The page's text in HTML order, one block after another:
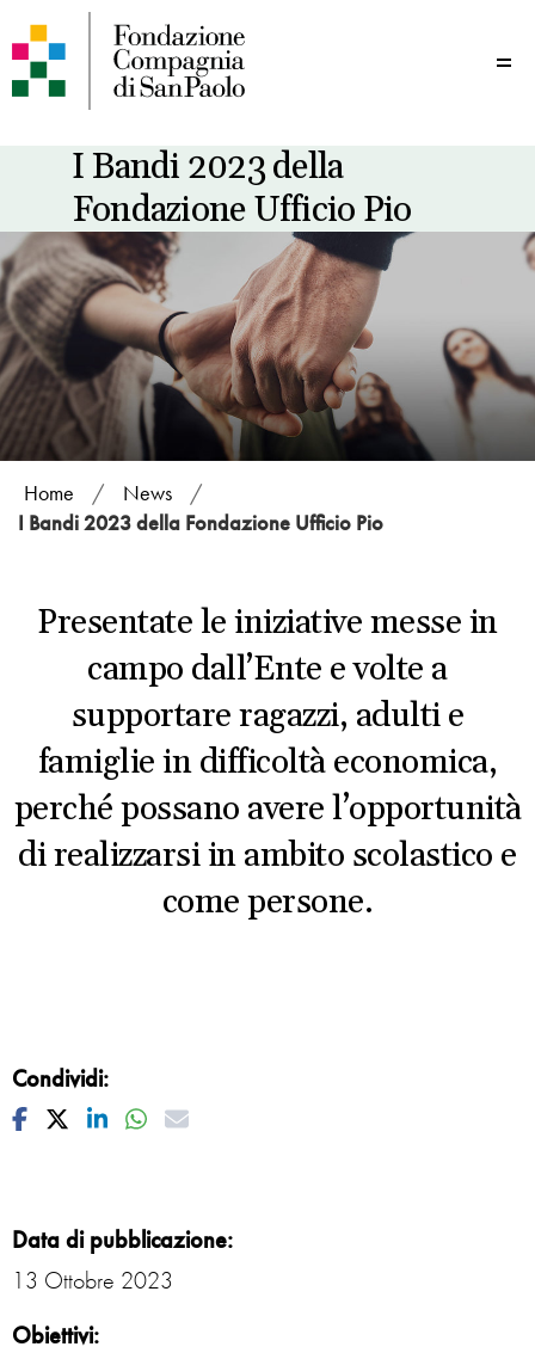
I Bandi 2023 della
Fondazione Ufficio Pio
Home / News
/
I Bandi 2023 della Fondazione Ufficio Pio
Presentate le iniziative messe in
campo dall’Ente e volte a
supportare ragazzi, adulti e
famiglie in difficoltà economica,
perché possano avere l’opportunità
di realizzarsi in ambito scolastico e
come persone.
Condividi:
Facebook
TwitterLinkedinWhatsapp
Mail
Data di pubblicazione:
13 Ottobre 2023
Obiettivi: